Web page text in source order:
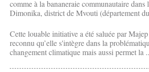
comme à la bananeraie communautaire dans
Dimonika, district de Mvouti (département
Cette louable initiative a été saluée par
reconnu qu’elle s'intègre dans la
changement climatique mais aussi permet la